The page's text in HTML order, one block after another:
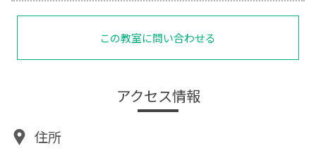
この教室に問い合わせる
アクセス情報
住所